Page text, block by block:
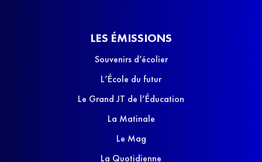
LES ÉMISSIONS
Souvenirs d’écolier
L’École du futur
Le Grand JT de l’Éducation
La Matinale
Le Mag
La Quotidienne